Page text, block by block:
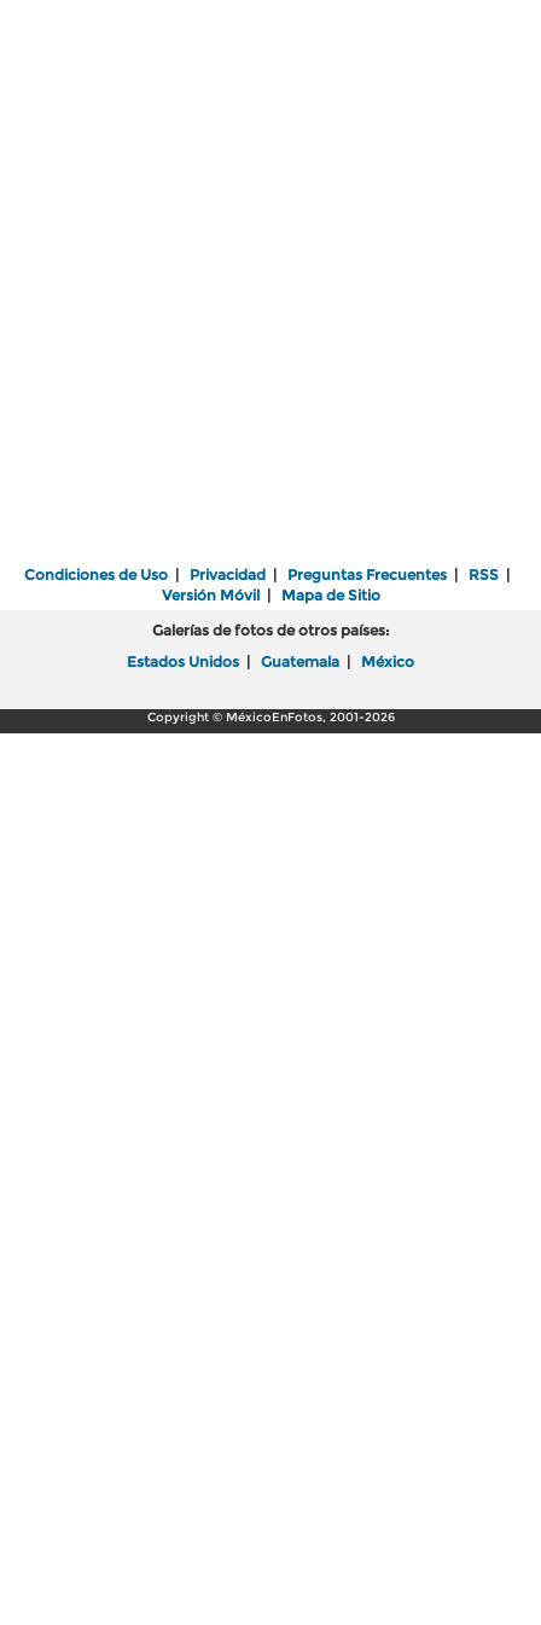
Condiciones de Uso | Privacidad | Preguntas Frecuentes | RSS |
Versión Móvil| Mapa de Sitio
Galerías de fotos de otros países:
Estados Unidos | Guatemala | México
Copyright © MéxicoEnFotos, 2001-2026